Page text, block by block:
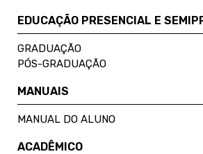
EDUCAÇÃO PRESENCIAL E
GRADUAÇÃO
PÓS-GRADUAÇÃO
MANUAIS
MANUAL DO ALUNO
ACADÊMICO